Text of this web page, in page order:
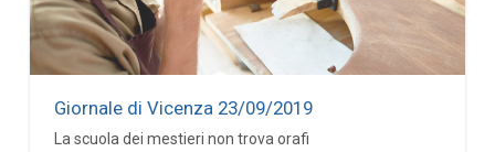
Giornale di Vicenza 23/09/2019
La scuola dei mestieri non trova orafi